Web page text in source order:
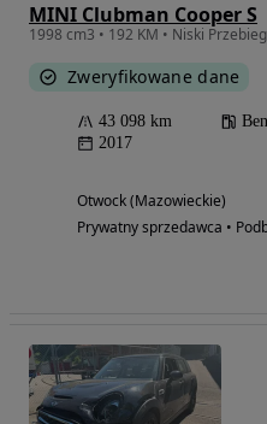
MINI Clubman Cooper S
1998 cm3 • 192 KM • Niski
Zweryfikowane dane
43 098 km
2017
Otwock (Mazowieckie)
Prywatny sprzedawca •